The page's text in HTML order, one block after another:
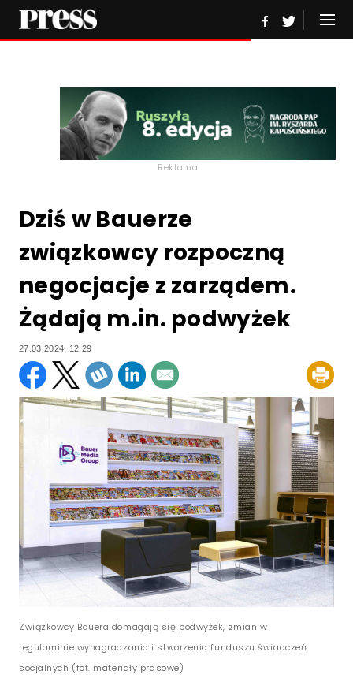
Reklama
Dziś w Bauerze
związkowcy rozpoczną
negocjacje z zarządem.
Żądają m.in. podwyżek
27.03.2024, 12:29
Związkowcy Bauera domagają się podwyżek, zmian w
regulaminie wynagradzania i stworzenia funduszu świadczeń
socjalnych (fot. materiały prasowe)